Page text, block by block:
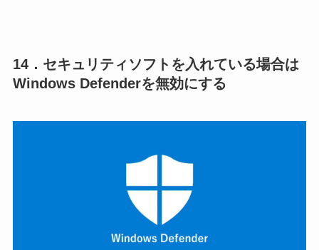
14．セキュリティソフトを入れている場合は
Windows Defenderを無効にする